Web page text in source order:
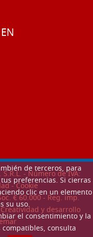
de terceros, para
preferencias. Si cierras
clic en un elemento
su uso.
el consentimiento y la
consulta
- Número de IVA:
-Cookie
€ 60.000 - Reg. imp.
y desarrollo